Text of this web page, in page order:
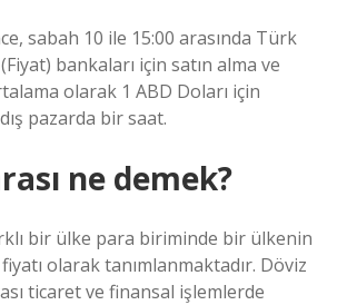
sabah 10 ile 15:00 arasında Türk
bankaları için satın alma ve
olarak 1 ABD Doları için
pazarda bir saat.
ne demek?
bir ülke para biriminde bir ülkenin
olarak tanımlanmaktadır. Döviz
ticaret ve finansal işlemlerde